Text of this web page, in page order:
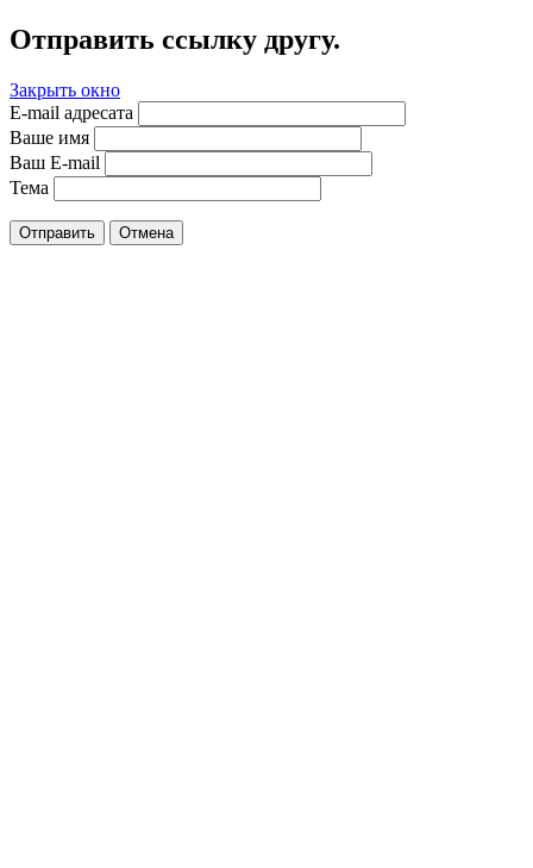
Отправить ссылку другу.
Закрыть окно
E-mail адресата
Ваше имя
Ваш E-mail
Тема
Отправить Отмена